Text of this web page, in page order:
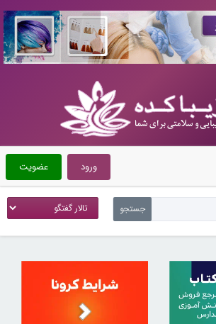
عضویت ورود